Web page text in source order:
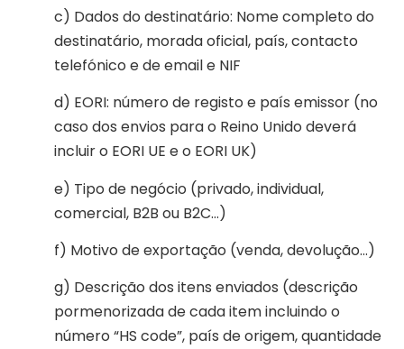
c) Dados do destinatário: Nome completo do
destinatário, morada oficial, país, contacto
telefónico e de email e NIF
d) EORI: número de registo e país emissor (no
caso dos envios para o Reino Unido deverá
incluir o EORI UE e o EORI UK)
e) Tipo de negócio (privado, individual,
comercial, B2B ou B2C…)
f) Motivo de exportação (venda, devolução…)
g) Descrição dos itens enviados (descrição
pormenorizada de cada item incluindo o
número “HS code”, país de origem, quantidade